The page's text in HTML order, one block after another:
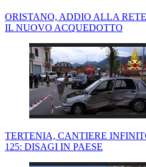
ORISTANO, ADDIO ALLA
IL NUOVO ACQUEDOTTO
TERTENIA, CANTIERE
125: DISAGI IN PAESE